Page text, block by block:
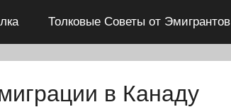
Толковые Советы от Эмигрантов
в Канаду